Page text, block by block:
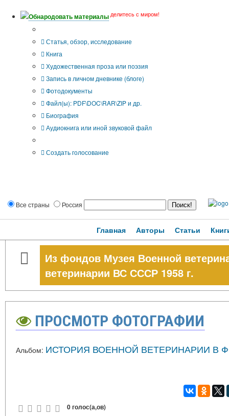
Обнародовать материалы делитесь с миром!
Статья, обзор, исследование
Книга
Художественная проза или поэзия
Запись в личном дневнике (блоге)
Фотодокументы
Файл(ы): PDF\DOC\RAR\ZIP и др.
Биография
Аудиокнига или иной звуковой файл
Создать голосование
Все страны Россия
Главная Авторы Статьи
Из фондов Музея Военной
ветеринарии ВС СССР 1958 г.
ПРОСМОТР ФОТОГРАФИИ
Альбом: ИСТОРИЯ ВОЕННОЙ ВЕТЕРИНАРИИ В
0 голос(а,ов)